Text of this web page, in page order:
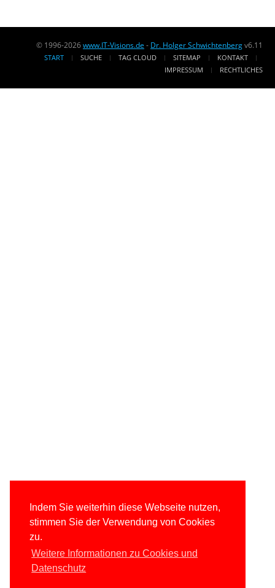
Indem Sie weiterhin diese Webseite nutzen,
stimmen Sie der Verwendung von Cookies
zu.
Weitere Informationen zu Cookies und
Datenschutz
© 1996-2026www.IT-Visions.de - Dr. Holger Schwichtenbergv6.11
START SUCHE TAG CLOUD SITEMAP
KONTAKT
IMPRESSUM
RECHTLICHES